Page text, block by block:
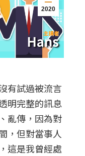
2020
有試過被流言
明完整的訊息
亂傳，因為對
，但對當事人
這是我曾經處